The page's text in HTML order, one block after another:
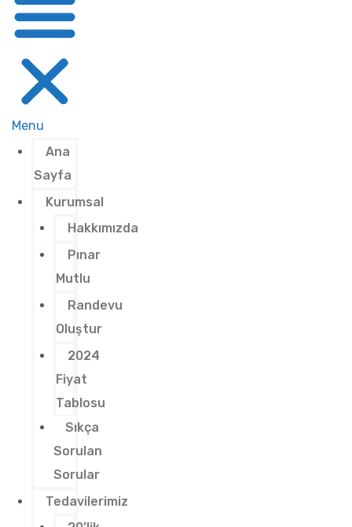
Menu
Ana
Sayfa
Kurumsal
Hakkımızda
Pınar
Mutlu
Randevu
Oluştur
2024
Fiyat
Tablosu
Sıkça
Sorulan
Sorular
Tedavilerimiz